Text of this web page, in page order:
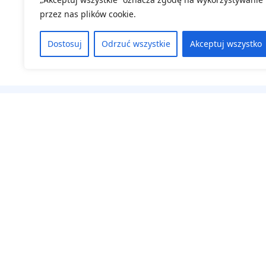
przez nas plików cookie.
Dostosuj Odrzuć wszystkie Akceptuj wszystko